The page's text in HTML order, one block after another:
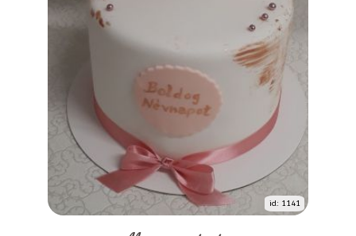
id: 1141